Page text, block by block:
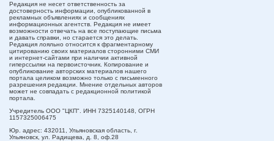
Редакция не несет ответственность за
достоверность информации, опубликованной в
рекламных объявлениях и сообщениях
информационных агентств. Редакция не имеет
возможности отвечать на все поступающие письма
и давать справки, но старается это делать.
Редакция лояльно относится к фрагментарному
цитированию своих материалов сторонними СМИ
и интернет-сайтами при наличии активной
гиперссылки на первоисточник. Копирование и
опубликование авторских материалов нашего
портала целиком возможно только с письменного
разрешения редакции. Мнение отдельных авторов
может не совпадать с редакционной политикой
портала.
Учредитель ООО "ЦКП". ИНН 7325140148, ОГРН
1157325006475
Юр. адрес: 432011, Ульяновская область, г.
Ульяновск, ул. Радищева, д. 8, оф.28